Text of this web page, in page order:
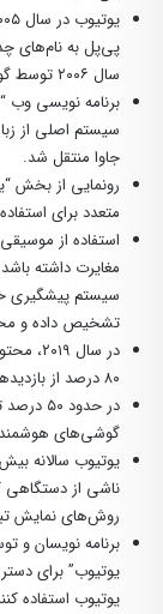
پی‌‌پل به نام‌های
سال ۲۰۰۶ توسط گوگل خریداری شد.
برنامه نویسی وب
سیستم اصلی از
جاوا منتقل شد.
متعدد برای
استفاده از
مغایرت داشته
سیستم پیشگیری
تشخیص داده و
در سال
۸۰ درصد از بازدیدها به خارج از ایالات متحده متعلق بود.
در
گوشی‌های
ناشی از دستگاهی
روش‌های نمایش
یوتیوب” برای
یوتیوب استفاده